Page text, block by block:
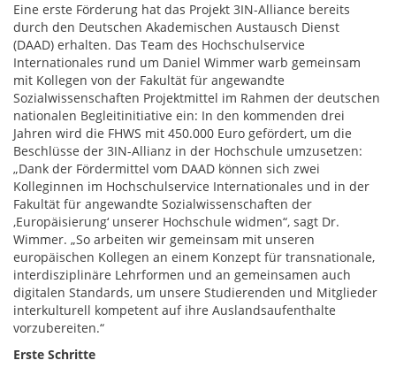
Eine erste Förderung hat das Projekt 3IN-Alliance bereits
durch den Deutschen Akademischen Austausch Dienst
(DAAD) erhalten. Das Team des Hochschulservice
Internationales rund um Daniel Wimmer warb gemeinsam
mit Kollegen von der Fakultät für angewandte
Sozialwissenschaften Projektmittel im Rahmen der deutschen
nationalen Begleitinitiative ein: In den kommenden drei
Jahren wird die FHWS mit 450.000 Euro gefördert, um die
Beschlüsse der 3IN-Allianz in der Hochschule umzusetzen:
„Dank der Fördermittel vom DAAD können sich zwei
Kolleginnen im Hochschulservice Internationales und in der
Fakultät für angewandte Sozialwissenschaften der
‚Europäisierung‘ unserer Hochschule widmen“, sagt Dr.
Wimmer. „So arbeiten wir gemeinsam mit unseren
europäischen Kollegen an einem Konzept für transnationale,
interdisziplinäre Lehrformen und an gemeinsamen auch
digitalen Standards, um unsere Studierenden und Mitglieder
interkulturell kompetent auf ihre Auslandsaufenthalte
vorzubereiten.“
Erste Schritte